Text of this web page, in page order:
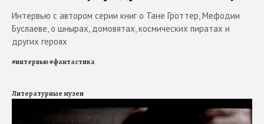
Интервью с автором серии книг о Тане Гроттер, Мефодии
Буслаеве, о шнырах, домовятах, космических пиратах и
других героях
#интервью#фантастика
Литературные музеи